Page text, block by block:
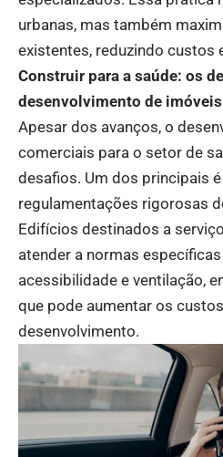
urbanas, mas também
existentes, reduzindo custos
Construir para a saúde: os
desenvolvimento de
Apesar dos avanços, o
comerciais para o setor de
desafios. Um dos principais
regulamentações rigorosas
Edifícios destinados a
atender a normas
acessibilidade e ventilação,
que pode aumentar os
desenvolvimento.